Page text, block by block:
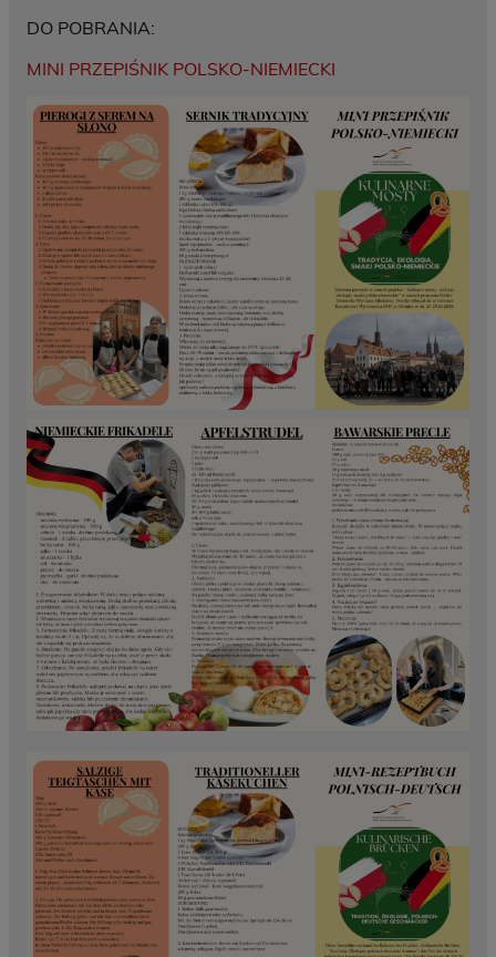
DO POBRANIA:
MINI PRZEPIŚNIK POLSKO-NIEMIECKI